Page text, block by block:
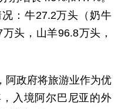
：牛27.2万头（奶牛
头，山羊96.8万头，
阿政府将旅游业作为优
入境阿尔巴尼亚的外